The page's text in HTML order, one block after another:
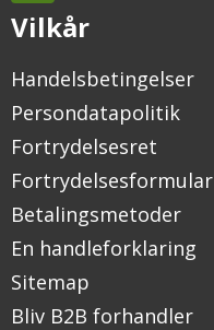
Vilkår
Handelsbetingelser
Persondatapolitik
Fortrydelsesret
Fortrydelsesformular
Betalingsmetoder
En handleforklaring
Sitemap
Bliv B2B forhandler